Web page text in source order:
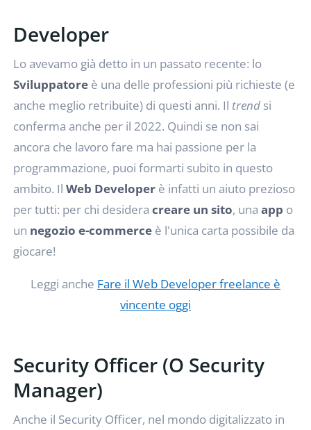
Developer
Lo avevamo già detto in un passato recente: lo
Sviluppatore è una delle professioni più richieste (e
anche meglio retribuite) di questi anni. Il trend si
conferma anche per il 2022. Quindi se non sai
ancora che lavoro fare ma hai passione per la
programmazione, puoi formarti subito in questo
ambito. IlWeb Developer è infatti un aiuto prezioso
per tutti: per chi desideracreare un sito, unaapp o
un negozio e-commerce è l'unica carta possibile da
giocare!
Leggi anche Fare il Web Developer freelance è
vincente oggi
Security Officer (o Security
Manager)
Anche il Security Officer, nel mondo digitalizzato in